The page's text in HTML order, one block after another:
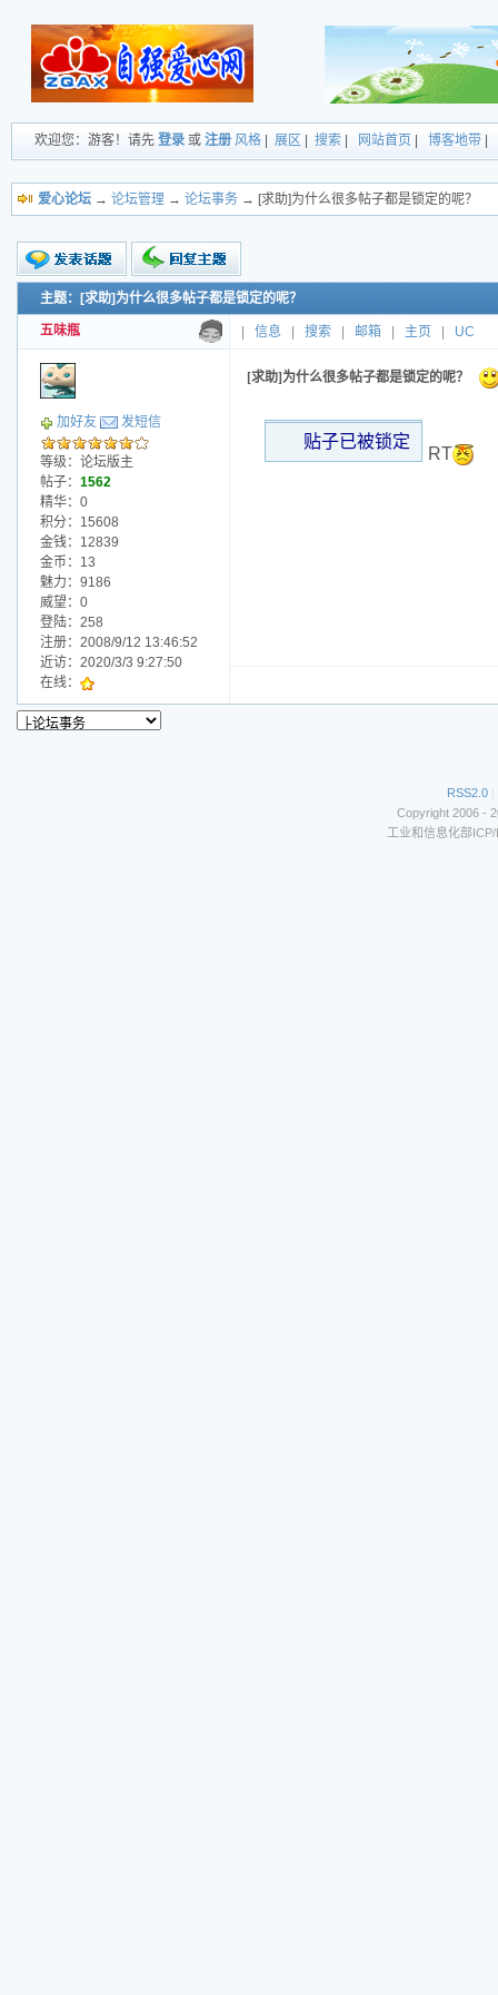
欢迎您：游客！请先 登录 或 注册 风格 展区 搜索 网站首页 博客地带
爱心论坛 → 论坛管理 → 论坛事务 → [求助]为什么很多帖子都是锁定的呢？
新的主题
投票帖
小字报
主题：[求助]为什么很多帖子都是锁定的呢？
五味瓶 信息 搜索 邮箱 主页 UC
加好友 发短信
等级：论坛版主
帖子： 1562
精华：0
积分：15608
金钱：12839
金币：13
魅力：9186
威望：0
登陆：258
注册：2008/9/12 13:46:52
近访：2020/3/3 9:27:50
在线：
[求助]为什么很多帖子都是锁定的呢？
贴子已被锁定
RT
RSS2.0 |
Copyright 2006 -
工业和信息化部